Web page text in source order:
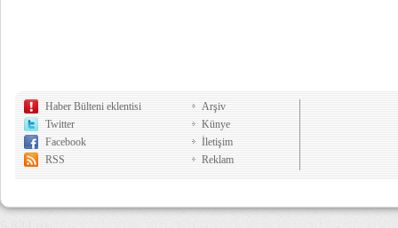
Haber Bülteni eklentisi
Twitter
Facebook
RSS
Arşiv
Künye
İletişim
Reklam